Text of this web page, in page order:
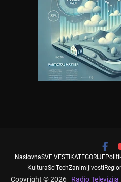
NaslovnaSVE VESTI KATEGORIJE
KulturaSciTechZanimljivosti
Copyright © 2026 Radio